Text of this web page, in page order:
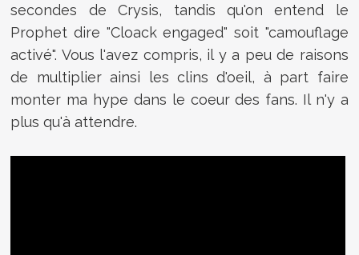
secondes de Crysis, tandis qu'on entend le
Prophet dire "Cloack engaged" soit "camouflage
activé". Vous l'avez compris, il y a peu de raisons
de multiplier ainsi les clins d'oeil, à part faire
monter ma hype dans le coeur des fans. Il n'y a
plus qu'à attendre.